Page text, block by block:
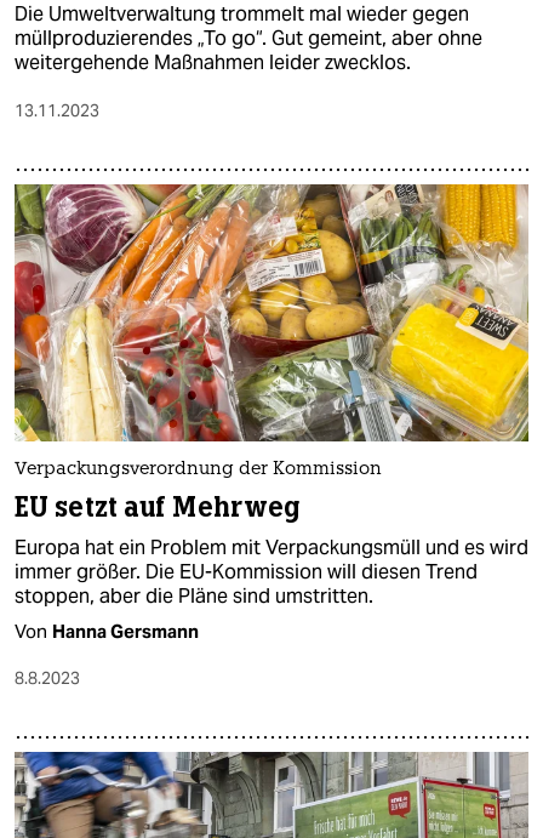
Die Umweltverwaltung trommelt mal wieder gegen
müllproduzierendes „To go“. Gut gemeint, aber ohne
weitergehende Maßnahmen leider zwecklos.
13.11.2023
Verpackungsverordnung der Kommission
EU setzt auf Mehrweg
Europa hat ein Problem mit Verpackungsmüll und es wird
immer größer. Die EU-Kommission will diesen Trend
stoppen, aber die Pläne sind umstritten.
Von Hanna Gersmann
8.8.2023